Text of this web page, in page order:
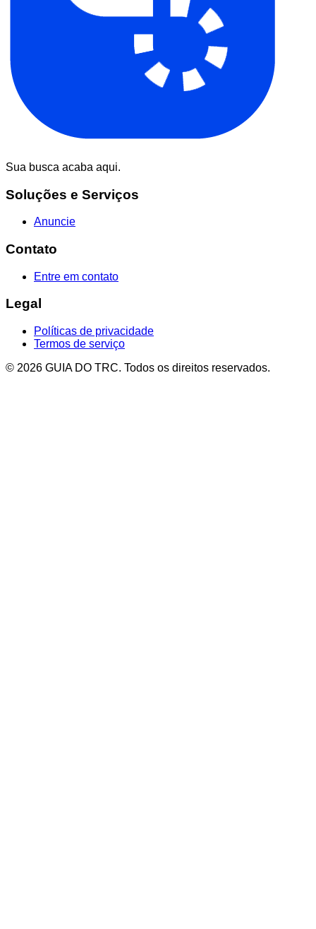
Sua busca acaba aqui.
Soluções e Serviços
Anuncie
Contato
Entre em contato
Legal
Políticas de privacidade
Termos de serviço
© 2026 GUIA DO TRC. Todos os direitos reservados.